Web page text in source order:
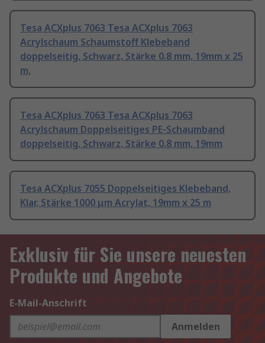
Tesa ACXplus 7063 Tesa ACXplus 7063
Acrylschaum Schaumstoff Klebeband
doppelseitig, Schwarz, Stärke 0.8 mm, 19mm x 25
m,
Tesa ACXplus 7063 Tesa ACXplus 7063
Acrylschaum Doppelseitiges PE-Schaumband
doppelseitig, Schwarz, Stärke 0.8 mm, 19mm
Tesa ACXplus 7055 Doppelseitiges Klebeband,
Klar, Stärke 1000 μm Acrylat, 19mm x 25 m
Exklusiv für Sie unsere neuesten
Produkte und Angebote
E-Mail-Anschrift
Anmelden